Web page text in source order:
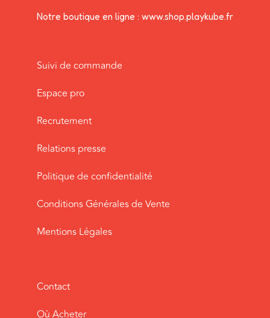
Notre boutique en ligne : www.shop.playkube.fr
Suivi de commande
Espace pro
Recrutement
Relations presse
Politique de confidentialité
Conditions Générales de Vente
Mentions Légales
Contact
Où Acheter